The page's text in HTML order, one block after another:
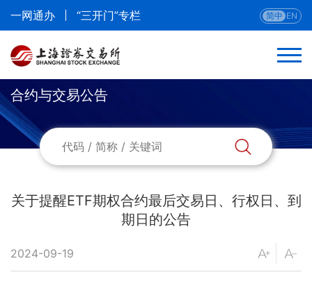
一网通办 “三开门”专栏 简中 EN
返回
合约与交易公告
挂牌信息
合约与交易公告
关于提醒ETF期权合约最后交易日、行权日、到
期日的公告
2024-09-19